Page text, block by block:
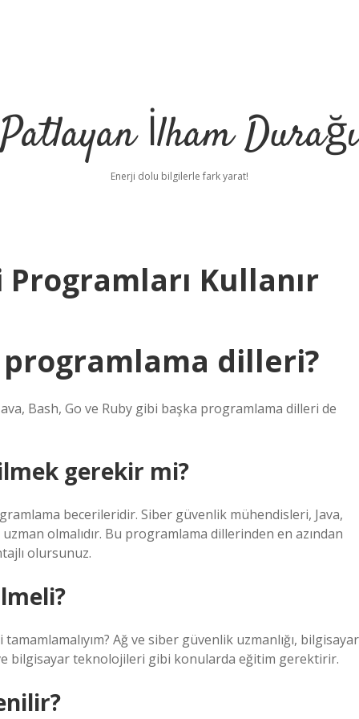
Patlayan İlham Durağı
Enerji dolu bilgilerle fark yarat!
Kullanır
dilleri?
Bash, Go ve Ruby gibi başka programlama dilleri de
gerekir mi?
becerileridir. Siber güvenlik mühendisleri, Java,
olmalıdır. Bu programlama dillerinden en azından
olursunuz.
Ağ ve siber güvenlik uzmanlığı, bilgisayar
bilgisayar teknolojileri gibi konularda eğitim gerektirir.